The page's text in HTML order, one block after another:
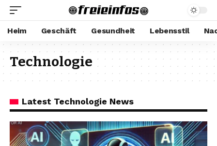
Heim Geschäft Gesundheit Lebensstil
Technologie
Latest Technologie News